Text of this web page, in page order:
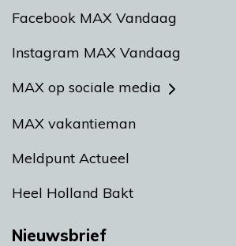
Facebook MAX Vandaag
Instagram MAX Vandaag
MAX op sociale media
MAX vakantieman
Meldpunt Actueel
Heel Holland Bakt
Nieuwsbrief